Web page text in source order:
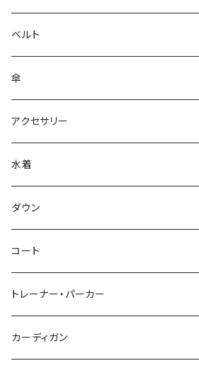
ベルト
傘
アクセサリー
水着
～44/S
46/M
48/L
50/XL～
ダウン
～44/S
46/M
48/L
コート
～44/S
46/M
トレーナー・パーカー
～44/S
カーディガン